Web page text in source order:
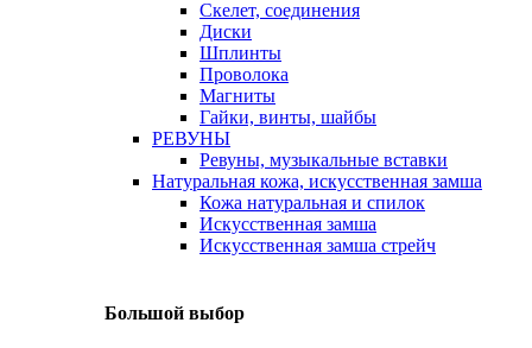
Скелет, соединения
Диски
Шплинты
Проволока
Магниты
Гайки, винты, шайбы
РЕВУНЫ
Ревуны, музыкальные вставки
Натуральная кожа, искусственная замша
Кожа натуральная и спилок
Искусственная замша
Искусственная замша стрейч
Большой выбор